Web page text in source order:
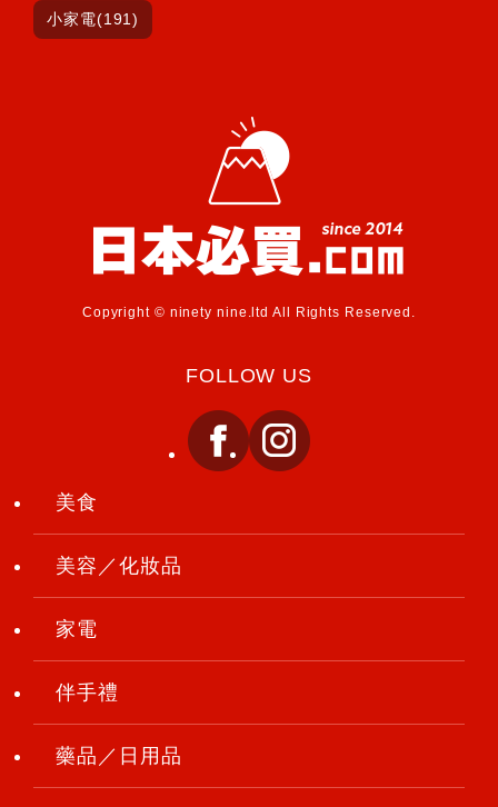
小家電(191)
Copyright © ninety nine.ltd All Rights Reserved.
FOLLOW US
美食
美容／化妝品
家電
伴手禮
藥品／日用品